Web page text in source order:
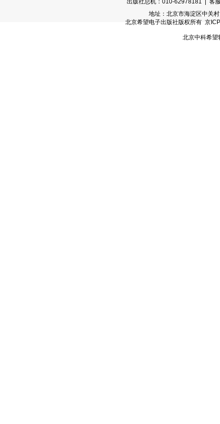
出版社总机：010-62978181 | 客
地址：北京市海淀区中关
北京希望电子出版社版权所有 京
北京中科希望